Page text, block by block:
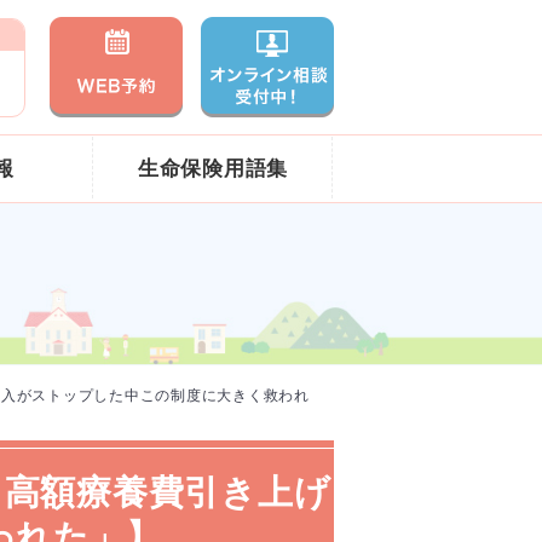
生命保険用語集
がストップした中この制度に大きく救われ
額療養費引き上げ